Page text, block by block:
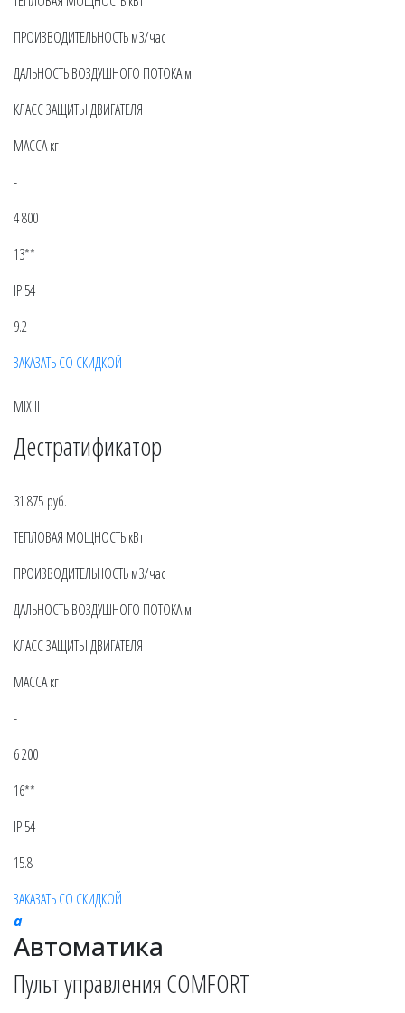
ПРОИЗВОДИТЕЛЬНОСТЬ м3/час
ДАЛЬНОСТЬ ВОЗДУШНОГО ПОТОКА м
КЛАСС ЗАЩИТЫ ДВИГАТЕЛЯ
МАССА кг
-
4 800
13**
IP 54
9.2
ЗАКАЗАТЬ СО СКИДКОЙ
MIX II
Дестратификатор
31 875 руб.
ТЕПЛОВАЯ МОЩНОСТЬ кВт
ПРОИЗВОДИТЕЛЬНОСТЬ м3/час
ДАЛЬНОСТЬ ВОЗДУШНОГО ПОТОКА м
КЛАСС ЗАЩИТЫ ДВИГАТЕЛЯ
МАССА кг
-
6 200
16**
IP 54
15.8
ЗАКАЗАТЬ СО СКИДКОЙ
a
Автоматика
Пульт управления COMFORT